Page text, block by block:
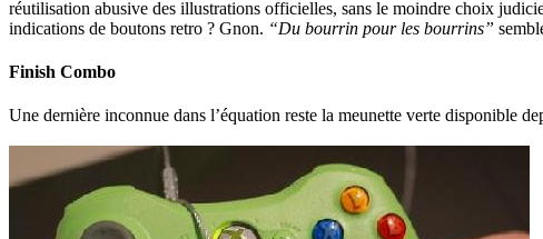
réutilisation abusive des illustrations officielles, sans le moindre choix
indications de boutons retro ? Gnon. “Du bourrin pour les bourrins”
Finish Combo
Une dernière inconnue dans l’équation reste la meunette verte disponible